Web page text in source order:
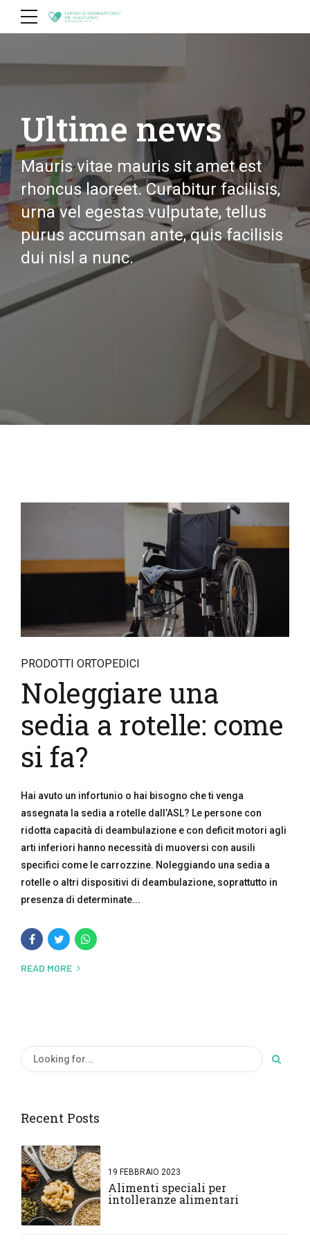
Ultime news
Mauris vitae mauris sit amet est
rhoncus laoreet. Curabitur facilisis,
urna vel egestas vulputate, tellus
purus accumsan ante, quis facilisis
dui nisl a nunc.
PRODOTTI ORTOPEDICI
Noleggiare una
sedia a rotelle: come
si fa?
Hai avuto un infortunio o hai bisogno che ti venga
assegnata la sedia a rotelle dall’ASL? Le persone con
ridotta capacità di deambulazione e con deficit motori agli
arti inferiori hanno necessità di muoversi con ausili
specifici come le carrozzine. Noleggiando una sedia a
rotelle o altri dispositivi di deambulazione, soprattutto in
presenza di determinate...
READ MORE
Recent Posts
19 FEBBRAIO 2023
Alimenti speciali per
intolleranze alimentari